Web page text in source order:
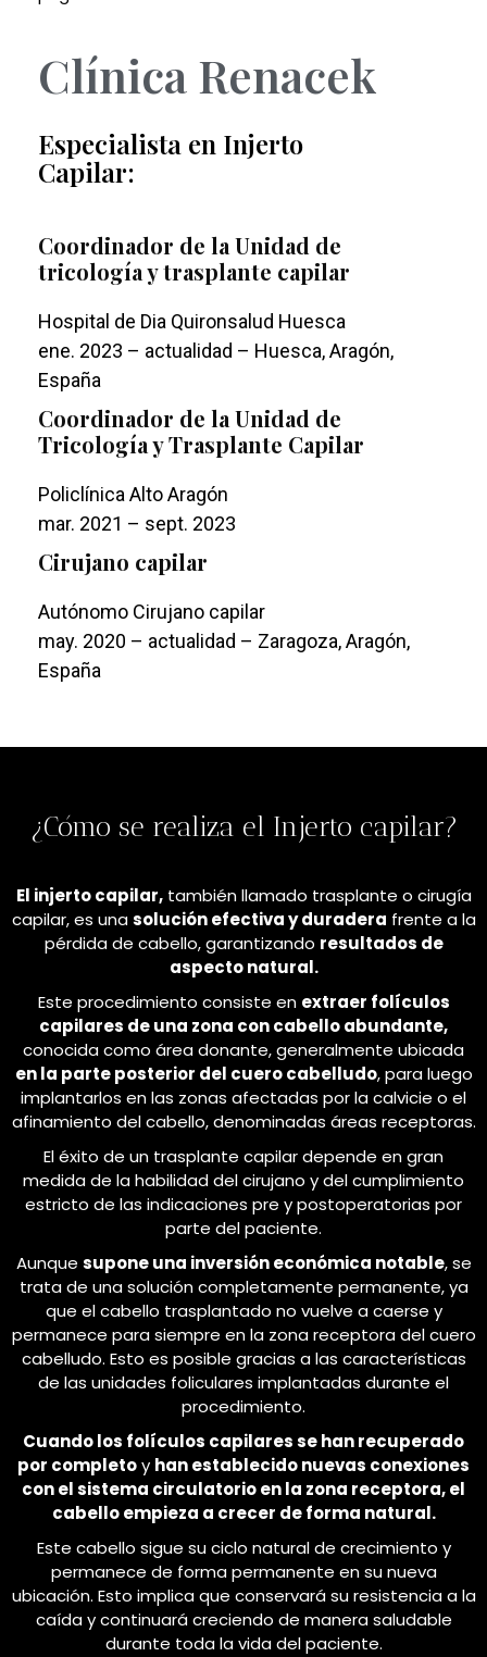
Clínica Renacek
Especialista en Injerto
Capilar:
Coordinador de la Unidad de
tricología y trasplante capilar
Hospital de Dia Quironsalud Huesca
ene. 2023 – actualidad – Huesca, Aragón,
España
Coordinador de la Unidad de
Tricología y Trasplante Capilar
Policlínica Alto Aragón
mar. 2021 – sept. 2023
Cirujano capilar
Autónomo Cirujano capilar
may. 2020 – actualidad – Zaragoza, Aragón,
España
¿Cómo se realiza el Injerto capilar?
El injerto capilar,también llamado trasplante o cirugía
capilar, es unasolución efectiva y duradera frente a la
pérdida de cabello, garantizando resultados de
aspecto natural.
Este procedimiento consiste en extraer folículos
capilares de una zona con cabello abundante,
conocida como área donante, generalmente ubicada
en la parte posterior del cuero cabelludo, para luego
implantarlos en las zonas afectadas por la calvicie o el
afinamiento del cabello, denominadas áreas receptoras.
El éxito de un trasplante capilar depende en gran
medida de la habilidad del cirujano y del cumplimiento
estricto de las indicaciones pre y postoperatorias por
parte del paciente.
Aunque supone una inversión económica notable, se
trata de una solución completamente permanente, ya
que el cabello trasplantado no vuelve a caerse y
permanece para siempre en la zona receptora del cuero
cabelludo. Esto es posible gracias a las características
de las unidades foliculares implantadas durante el
procedimiento.
Cuando los folículos capilares se han recuperado
por completoy han establecido nuevas conexiones
con el sistema circulatorio en la zona receptora, el
cabello empieza a crecer de forma natural.
Este cabello sigue su ciclo natural de crecimiento y
permanece de forma permanente en su nueva
ubicación. Esto implica que conservará su resistencia a la
caída y continuará creciendo de manera saludable
durante toda la vida del paciente.